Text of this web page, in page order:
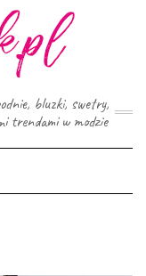
bluzki, swetry,
trendami w modzie